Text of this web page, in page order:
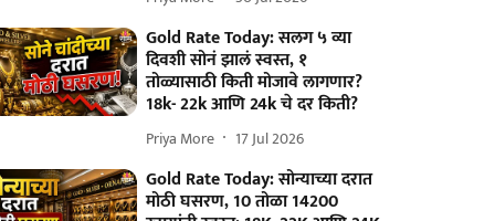
Gold Rate Today: सलग ५ व्या
दिवशी सोनं झालं स्वस्त, १
तोळ्यासाठी किती मोजावे लागणार?
18k- 22k आणि 24k चे दर किती?
Priya More 17 Jul 2026
Gold Rate Today: सोन्याच्या दरात
मोठी घसरण, 10 तोळा 14200